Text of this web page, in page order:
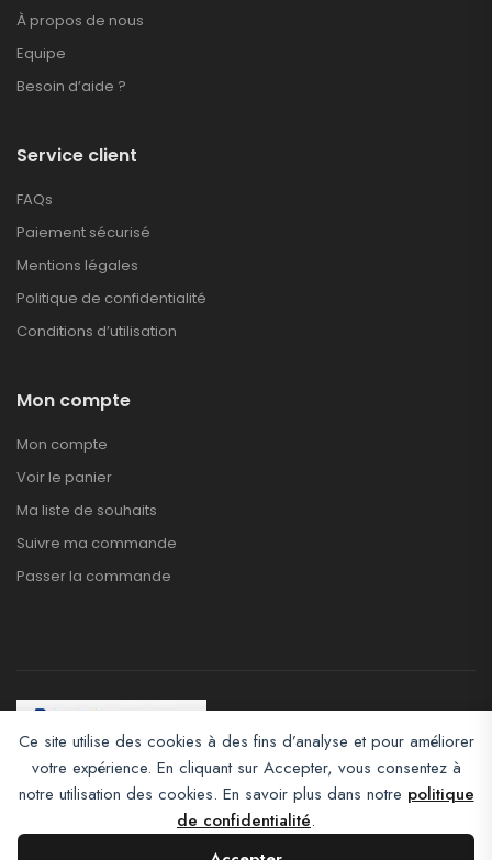
Ce site utilise des cookies à des fins d’analyse et pour améliorer
votre expérience. En cliquant sur Accepter, vous consentez à
notre utilisation des cookies. En savoir plus dans notre politique
de confidentialité.
À propos de nous
Equipe
Besoin d’aide ?
Service client
FAQs
Paiement sécurisé
Mentions légales
Politique de confidentialité
Conditions d’utilisation
Mon compte
Mon compte
Voir le panier
Ma liste de souhaits
Suivre ma commande
Passer la commande
Afroclass eCommerce © 2026. All Rights Reserved